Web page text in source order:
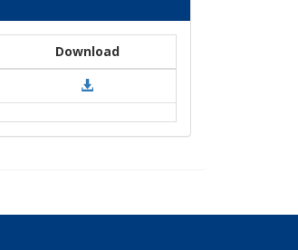
Download